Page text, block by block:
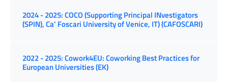
2024 - 2025: COCO (Supporting Principal INvestigators
(SPIN), Ca’ Foscari University of Venice, IT) (CAFOSCARI)
2022 - 2025: Cowork4EU: Coworking Best Practices for
European Universities (EK)